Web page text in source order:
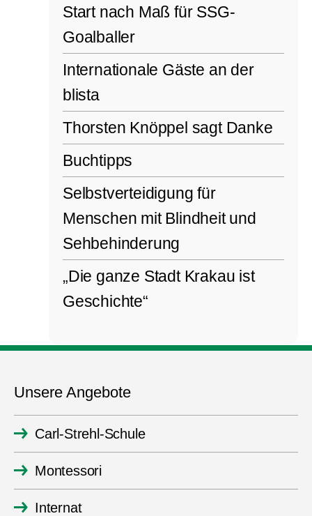
Start nach Maß für SSG-
Goalballer
Internationale Gäste an der
blista
Thorsten Knöppel sagt Danke
Buchtipps
Selbstverteidigung für
Menschen mit Blindheit und
Sehbehinderung
„Die ganze Stadt Krakau ist
Geschichte“
Unsere Angebote
Carl-Strehl-Schule
Montessori
Internat